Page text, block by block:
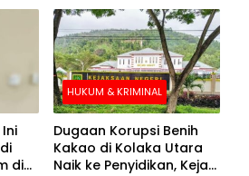
di
HUKUM & KRIMINAL
Dugaan Korupsi Benih
Kakao di Kolaka Utara
Naik ke Penyidikan, Kejari